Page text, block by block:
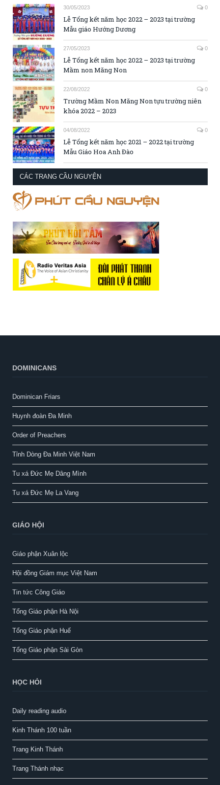
30/05/2023 0
Lễ Tổng kết năm học 2022 – 2023 tại trường
Mẫu giáo Hướng Dương
27/05/2023 0
Lễ Tổng kết năm học 2022 – 2023 tại trường
Mầm non Măng Non
22/08/2022 0
Trường Mầm Non Măng Non tựu trường niên
khóa 2022 – 2023
04/08/2022 0
Lễ Tổng kết năm học 2021 – 2022 tại trường
Mẫu Giáo Hoa Anh Đào
CÁC TRANG CẦU NGUYỆN
DOMINICANS
Dominican Friars
Huynh đoàn Đa Minh
Order of Preachers
Tỉnh Dòng Đa Minh Việt Nam
Tu xá Đức Mẹ Dâng Mình
Tu xá Đức Mẹ La Vang
GIÁO HỘI
Giáo phận Xuân lộc
Hội đồng Giám mục Việt Nam
Tin tức Công Giáo
Tổng Giáo phận Hà Nội
Tổng Giáo phận Huế
Tổng Giáo phận Sài Gòn
HỌC HỎI
Daily reading audio
Kinh Thánh 100 tuần
Trang Kinh Thánh
Trang Thánh nhạc